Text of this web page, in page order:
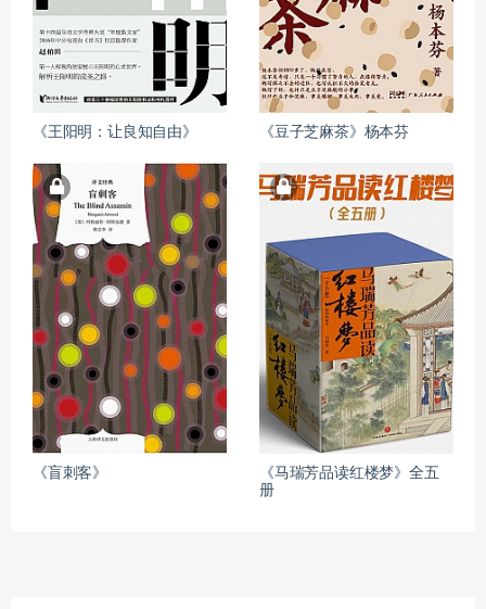
《王阳明：让良知自由》 《豆子芝麻茶》杨本芬
《盲刺客》
《马瑞芳品读红楼梦》全五
册